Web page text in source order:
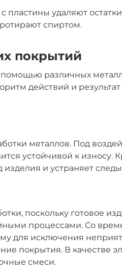
пластины удаляют
спиртом.
покрытий
различных
действий и
металлов. Под
устойчивой к износу.
изделия и устраняет
поскольку готовое
процессами. Со
для исключения
покрытия. В качестве
смеси.